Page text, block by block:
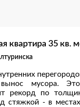
квартира 35 кв.
мусора.
рекорд по
стяжкой - в местах